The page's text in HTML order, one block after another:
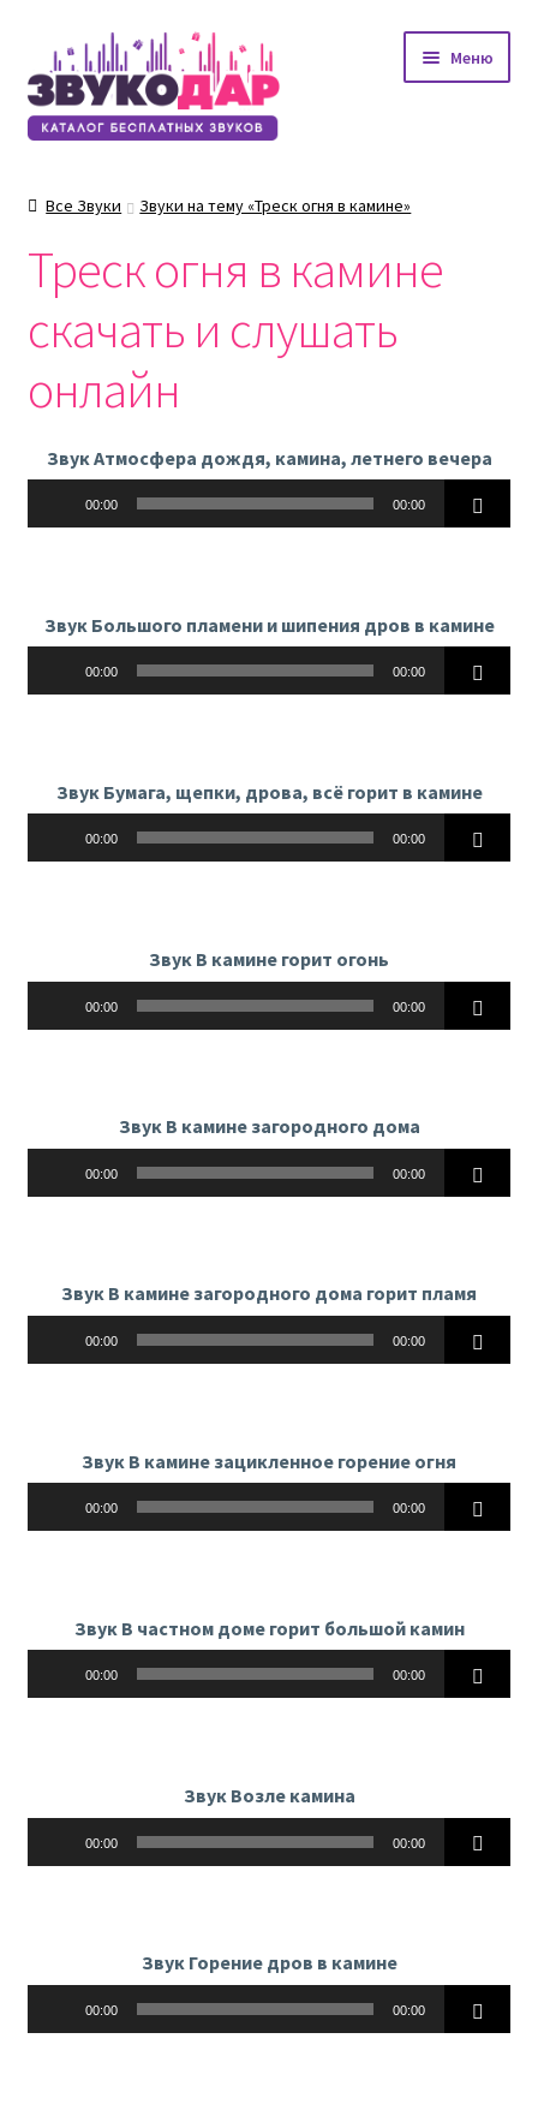
Перейти
к
навигации
Перейти
к
содержимому
Меню
Все Звуки Звуки на тему «Треск огня в камине»
Треск огня в камине
скачать и слушать
онлайн
Звук Атмосфера дождя, камина, летнего вечера
00:00 00:00
Звук Большого пламени и шипения дров в камине
00:00 00:00
Звук Бумага, щепки, дрова, всё горит в камине
00:00 00:00
Звук В камине горит огонь
00:00 00:00
Звук В камине загородного дома
00:00 00:00
Звук В камине загородного дома горит пламя
00:00 00:00
Звук В камине зацикленное горение огня
00:00 00:00
Звук В частном доме горит большой камин
00:00 00:00
Звук Возле камина
00:00 00:00
Звук Горение дров в каминe
00:00 00:00